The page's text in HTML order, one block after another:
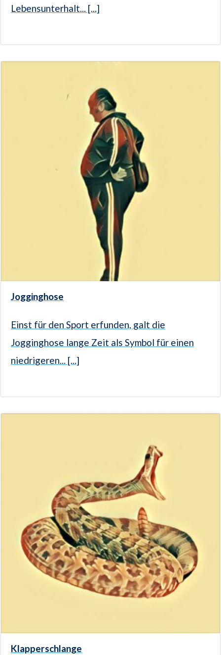
Lebensunterhalt... [...]
Jogginghose
Einst für den Sport erfunden, galt die
Jogginghose lange Zeit als Symbol für einen
niedrigeren... [...]
Klapperschlange